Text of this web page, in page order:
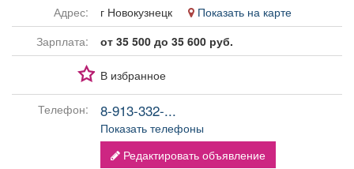
Я - пенсионер
Адрес:
г Новокузнецк
Показать на карте
Зарплата:
от 35 500 до 35 600 руб.
В избранное
Телефон: 8-913-332-...
Показать телефоны
Редактировать объявление